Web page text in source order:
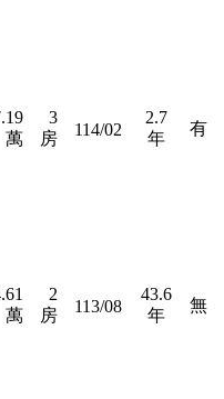
萬
3
房
114/02
2.7
年
有
萬
2
房
113/08
43.6
年
無